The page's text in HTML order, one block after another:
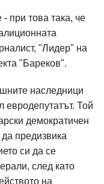
при това така, че
"Лидер" на
"Бареков".
наследници
евродепутатът. Той
демократичен
предизвика
си да се
след като
на